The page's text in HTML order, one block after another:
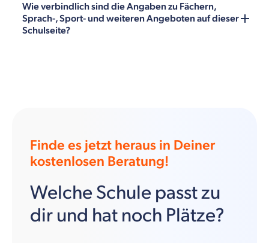
Wie verbindlich sind die Angaben zu Fächern,
Sprach-, Sport- und weiteren Angeboten auf dieser
Schulseite?
Finde es jetzt heraus in Deiner
kostenlosen Beratung!
Welche Schule passt zu
dir und hat noch Plätze?